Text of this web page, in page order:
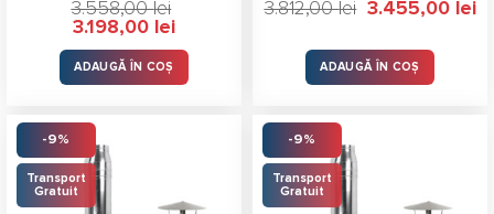
stele
3.558,00lei
Prețul
inițial
a
fost:
3.198,00 leiPrețul
curent
este:
ADAUGĂ ÎN COȘ
5.00stele
3.812,00lei
Prețul
inițial
fost:
3.812,00 lei.
3.455,00 lei
ADAUGĂ ÎN COȘ
-9%
Transport
Gratuit
-9%
Transport
Gratuit